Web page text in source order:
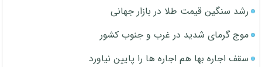
رشد سنگین قیمت طلا در بازار جهانی
موج گرمای شدید در غرب و جنوب کشور
سقف اجاره بها هم اجاره ها را پایین نیاورد